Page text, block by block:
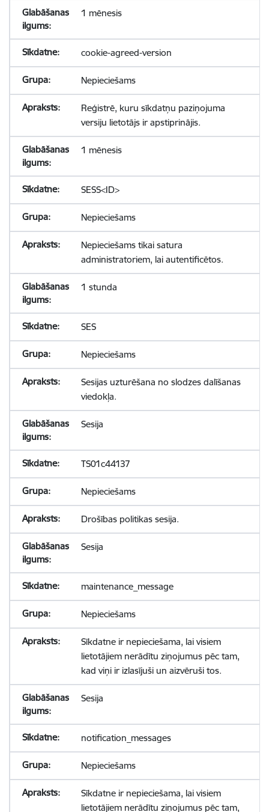
1 mēnesis
cookie-agreed-version
Nepieciešams
Reģistrē, kuru sīkdatņu paziņojuma
versiju lietotājs ir apstiprinājis.
1 mēnesis
SESS<ID>
Nepieciešams
Nepieciešams tikai satura
administratoriem, lai autentificētos.
1 stunda
SES
Nepieciešams
Sesijas uzturēšana no slodzes dalīšanas
viedokļa.
Sesija
TS01c44137
Nepieciešams
Drošības politikas sesija.
Sesija
maintenance_message
Nepieciešams
Sīkdatne ir nepieciešama, lai visiem
lietotājiem nerādītu ziņojumus pēc tam,
kad viņi ir izlasījuši un aizvēruši tos.
Sesija
notification_messages
Nepieciešams
Sīkdatne ir nepieciešama, lai visiem
lietotājiem nerādītu ziņojumus pēc tam,